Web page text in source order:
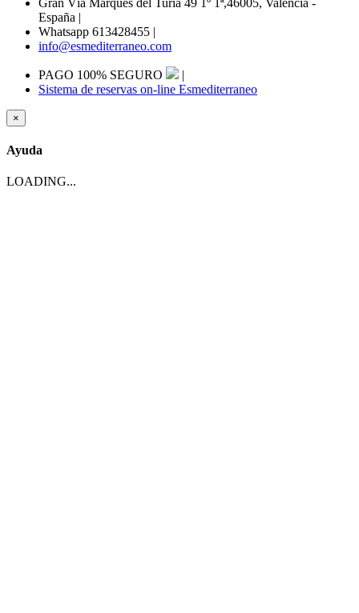
Gran Vía Marqués del Turia 49 1º 1ª,46005, Valencia -
España |
Whatsapp 613428455 |
info@esmediterraneo.com
PAGO 100% SEGURO
|
Sistema de reservas on-line Esmediterraneo
×
Ayuda
LOADING...